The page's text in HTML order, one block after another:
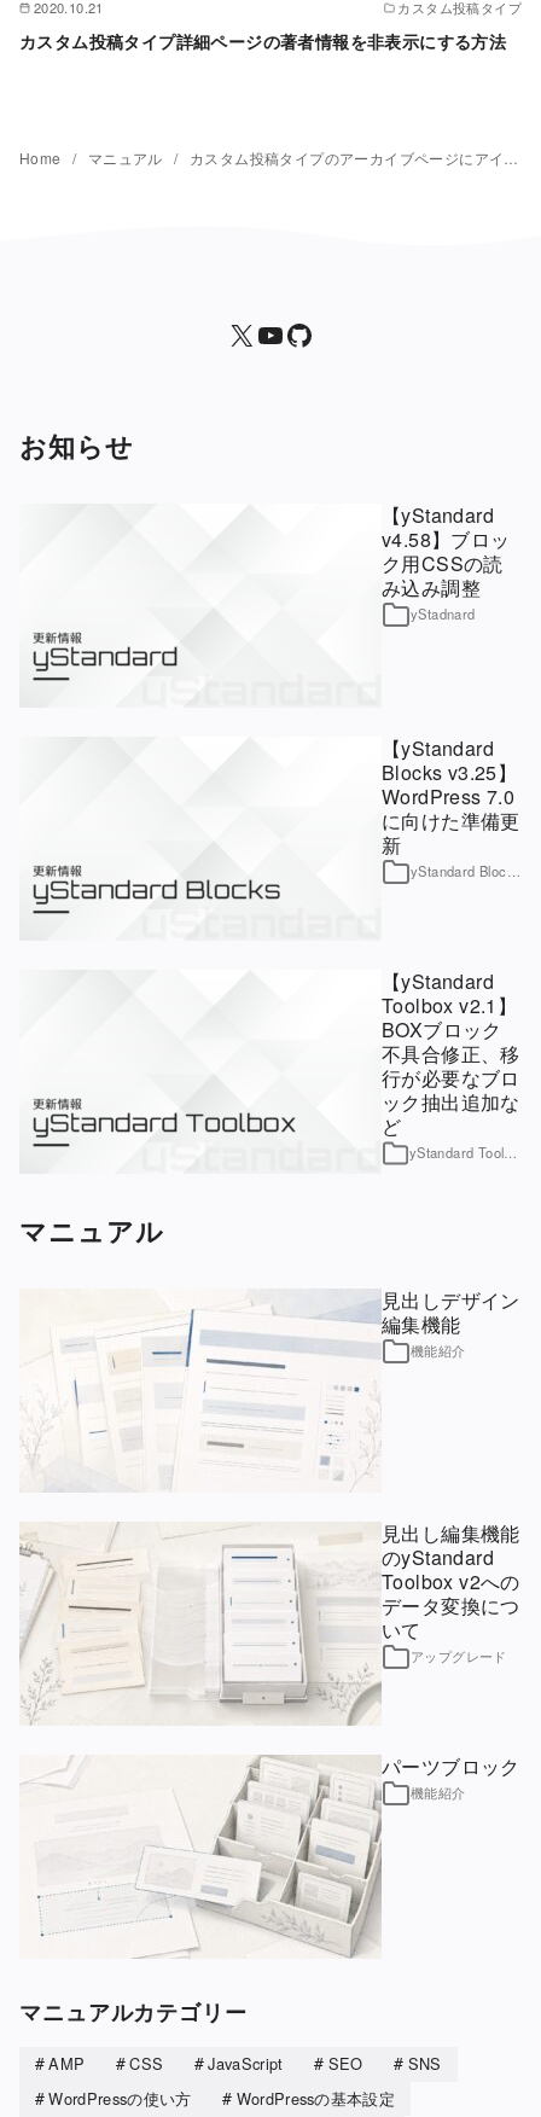
2020.10.21 カスタム投稿タイプ
カスタム投稿タイプ詳細ページの著者情報を非表示にする方法
Home マニュアル カスタム投稿タイプのアーカイブページにアイキャッチ画像を表示するカスタマイズ方法
X yStandard 公式YouTubeチャンネルyStandard
お知らせ
【yStandard
v4.58】ブロッ
ク用CSSの読
み込み調整
yStadnard
【yStandard
Blocks v3.25】
WordPress 7.0
に向けた準備更
新
【yStandard
Toolbox v2.1】
BOXブロック
不具合修正、移
行が必要なブロ
ック抽出追加な
ど
マニュアル
見出しデザイン
編集機能
機能紹介
見出し編集機能
のyStandard
Toolbox v2への
データ変換につ
いて
アップグレード
パーツブロック
機能紹介
マニュアルカテゴリー
AMP CSS JavaScript SEO
SNS
WordPressの使い方
WordPressの基本設定